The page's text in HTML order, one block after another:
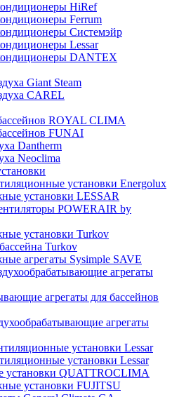
HiRef
Ferrum
Системэйр
Lessar
DANTEX
Giant Steam
CAREL
ROYAL CLIMA
FUNAI
Dantherm
Neoclima
установки Energolux
установки LESSAR
POWERAIR by
установки Turkov
Turkov
агрегаты Sysimple SAVE
агрегаты
агрегаты для бассейнов
агрегаты
установки Lessar
установки Lessar
установки QUATTROCLIMA
установки FUJITSU